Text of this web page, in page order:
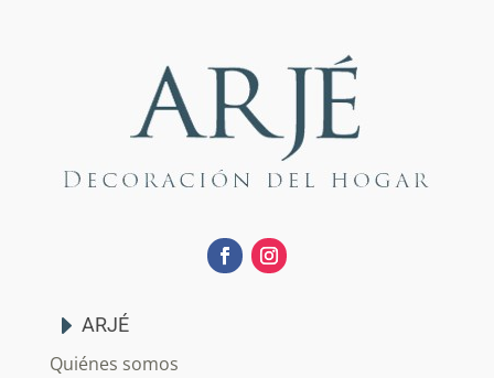
ARJÉ
Quiénes somos